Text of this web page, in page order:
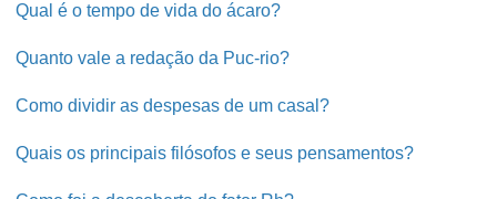
Qual é o tempo de vida do ácaro?
Quanto vale a redação da Puc-rio?
Como dividir as despesas de um casal?
Quais os principais filósofos e seus pensamentos?